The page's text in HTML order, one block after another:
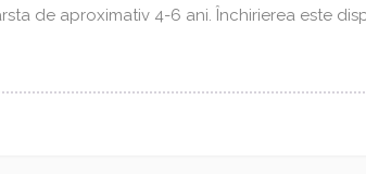
de aproximativ 4-6 ani. Închirierea este